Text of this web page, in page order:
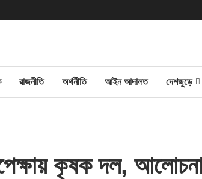
রাজনীতি অর্থনীতি আইন আদালত দেশজুড়ে
কৃষক দল,